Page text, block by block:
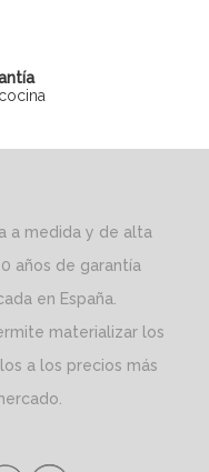
a medida y de alta
años de garantía
en España.
materializar los
a los precios más